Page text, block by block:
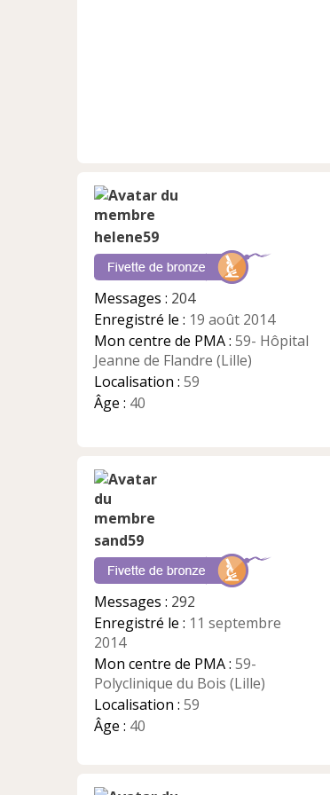
helene59
Messages : 204
Enregistré le : 19 août 2014
Mon centre de PMA : 59- Hôpital
Jeanne de Flandre (Lille)
Localisation : 59
Âge : 40
sand59
Messages : 292
Enregistré le : 11 septembre
2014
Mon centre de PMA : 59-
Polyclinique du Bois (Lille)
Localisation : 59
Âge : 40